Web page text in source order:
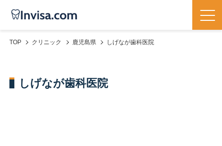
TOP クリニック 鹿児島県 しげなが歯科医院
しげなが歯科医院